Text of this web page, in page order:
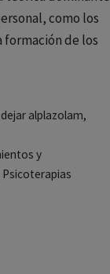
como los
formación de los
alplazolam,
y